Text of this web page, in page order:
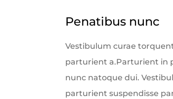
Penatibus nunc
Vestibulum curae
parturient a.Parturient in
nunc natoque dui.
parturient suspendisse